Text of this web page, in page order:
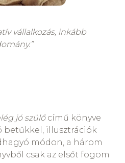
vállalkozás, inkább
jó szülőcímű könyve
betűkkel, illusztrációk
módon, a három
csak az elsőt fogom